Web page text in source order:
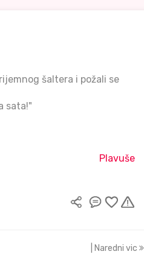
šaltera i požali se
sata!"
Plavuše
| Naredni vic